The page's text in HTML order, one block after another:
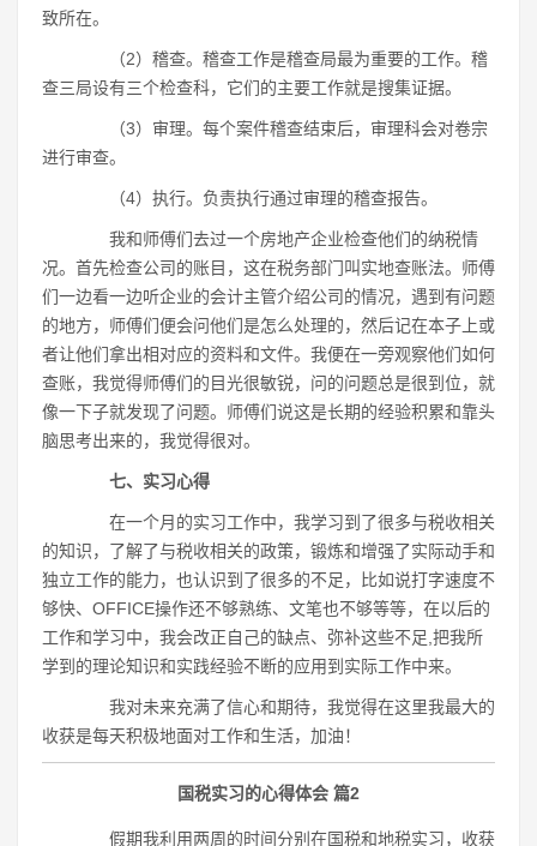
致所在。
（2）稽查。稽查工作是稽查局最为重要的工作。稽
查三局设有三个检查科，它们的主要工作就是搜集证据。
（3）审理。每个案件稽查结束后，审理科会对卷宗
进行审查。
（4）执行。负责执行通过审理的稽查报告。
我和师傅们去过一个房地产企业检查他们的纳税情
况。首先检查公司的账目，这在税务部门叫实地查账法。师傅
们一边看一边听企业的会计主管介绍公司的情况，遇到有问题
的地方，师傅们便会问他们是怎么处理的，然后记在本子上或
者让他们拿出相对应的资料和文件。我便在一旁观察他们如何
查账，我觉得师傅们的目光很敏锐，问的问题总是很到位，就
像一下子就发现了问题。师傅们说这是长期的经验积累和靠头
脑思考出来的，我觉得很对。
七、实习心得
在一个月的实习工作中，我学习到了很多与税收相关
的知识，了解了与税收相关的政策，锻炼和增强了实际动手和
独立工作的能力，也认识到了很多的不足，比如说打字速度不
够快、OFFICE操作还不够熟练、文笔也不够等等，在以后的
工作和学习中，我会改正自己的缺点、弥补这些不足,把我所
学到的理论知识和实践经验不断的应用到实际工作中来。
我对未来充满了信心和期待，我觉得在这里我最大的
收获是每天积极地面对工作和生活，加油！
国税实习的心得体会 篇2
假期我利用两周的时间分别在国税和地税实习，收获